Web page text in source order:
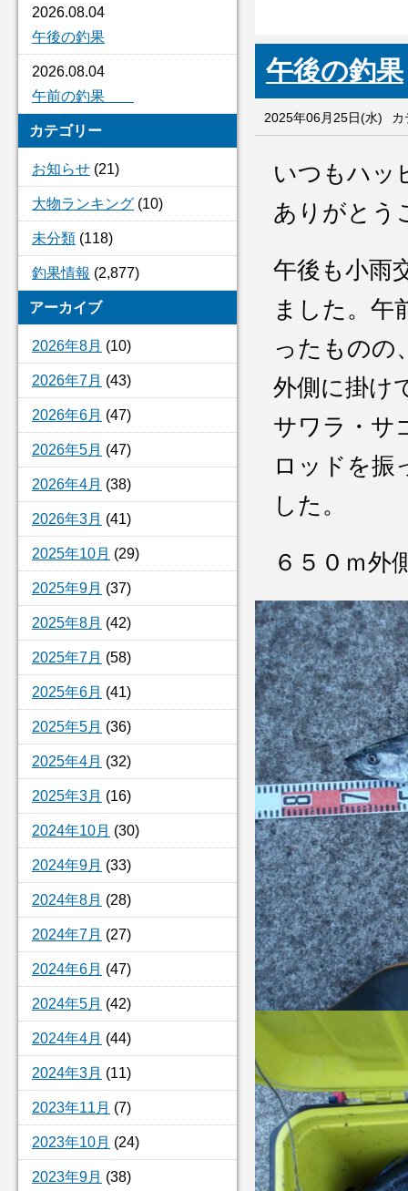
2026.08.04
午後の釣果
2026.08.04
午前の釣果
カテゴリー
お知らせ (21)
大物ランキング (10)
未分類 (118)
釣果情報 (2,877)
アーカイブ
2026年8月 (10)
2026年7月 (43)
2026年6月 (47)
2026年5月 (47)
2026年4月 (38)
2026年3月 (41)
2025年10月 (29)
2025年9月 (37)
2025年8月 (42)
2025年7月 (58)
2025年6月 (41)
2025年5月 (36)
2025年4月 (32)
2025年3月 (16)
2024年10月 (30)
2024年9月 (33)
2024年8月 (28)
2024年7月 (27)
2024年6月 (47)
2024年5月 (42)
2024年4月 (44)
2024年3月 (11)
2023年11月 (7)
2023年10月 (24)
2023年9月 (38)
午後の釣果
2025年06月25日(水) カ
いつもハッ
ありがとう
午後も小雨
ました。午
ったものの
外側に掛け
サワラ・サ
ロッドを振
した。
６５０ｍ